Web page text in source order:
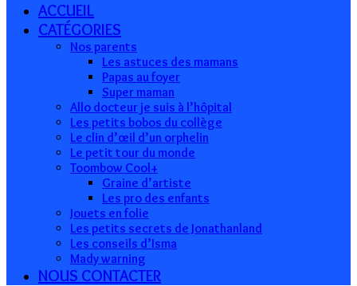
ACCUEIL
CATÉGORIES
Nos parents
Les astuces des mamans
Papas au foyer
Super maman
Allo docteur je suis à l’hôpital
Les petits bobos du collège
Le clin d’œil d’un orphelin
Le petit tour du monde
Toombow Cool+
Graine d’artiste
Les pro des enfants
Jouets en folie
Les petits secrets de Jonathanland
Les conseils d’Isma
Mady warning
NOUS CONTACTER